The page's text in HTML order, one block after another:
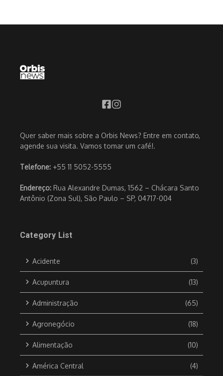
Quer saber mais sobre a Orbis News? Entre em contato,
agende sua visita. Vamos tomar um café!.
Telefone: +55 11 5052-5555
Endereço: Rua Alexandre Dumas, 1562 – Chácara Santo
Antônio (Zona Sul), São Paulo – SP, 04717-004
Category List
Acidente (3)
Acupuntura (13)
Administração (65)
Agronegócio (18)
Alimentação (10)
América Central (4)